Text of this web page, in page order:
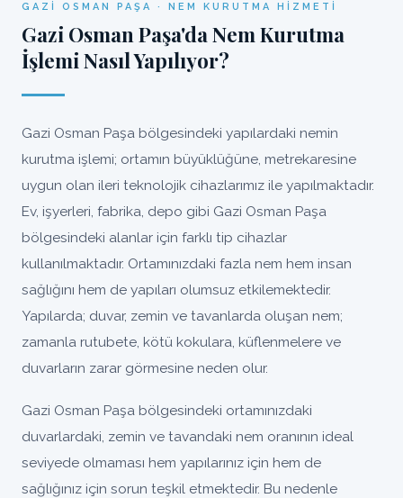
GAZI OSMAN PAŞA · NEM KURUTMA HIZMETI
Gazi Osman Paşa'da Nem Kurutma
İşlemi Nasıl Yapılıyor?
Gazi Osman Paşa bölgesindeki yapılardaki nemin
kurutma işlemi; ortamın büyüklüğüne, metrekaresine
uygun olan ileri teknolojik cihazlarımız ile yapılmaktadır.
Ev, işyerleri, fabrika, depo gibi Gazi Osman Paşa
bölgesindeki alanlar için farklı tip cihazlar
kullanılmaktadır. Ortamınızdaki fazla nem hem insan
sağlığını hem de yapıları olumsuz etkilemektedir.
Yapılarda; duvar, zemin ve tavanlarda oluşan nem;
zamanla rutubete, kötü kokulara, küflenmelere ve
duvarların zarar görmesine neden olur.
Gazi Osman Paşa bölgesindeki ortamınızdaki
duvarlardaki, zemin ve tavandaki nem oranının ideal
seviyede olmaması hem yapılarınız için hem de
sağlığınız için sorun teşkil etmektedir. Bu nedenle